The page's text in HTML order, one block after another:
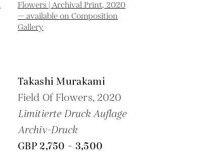
Takashi Murakami
Field Of Flowers, 2020
Limitierte Druck Auflage
Archiv-Druck
GBP 2,750 - 3,500